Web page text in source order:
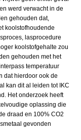
werd verwacht in de
gehouden dat,
koolstofhoudende
lasprocedure
koolstofgehalte zou
gehouden met het
temperatuur
dat hierdoor ook de
kan dit al leiden tot IKC
Het onderzoek heeft
oplassing die
draad en 100% CO2
gevonden